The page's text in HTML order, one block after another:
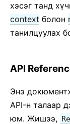
хэсэг танд
context болон
танилцуулах
API
Энэ
API-н талаар
юм. Жишээ,